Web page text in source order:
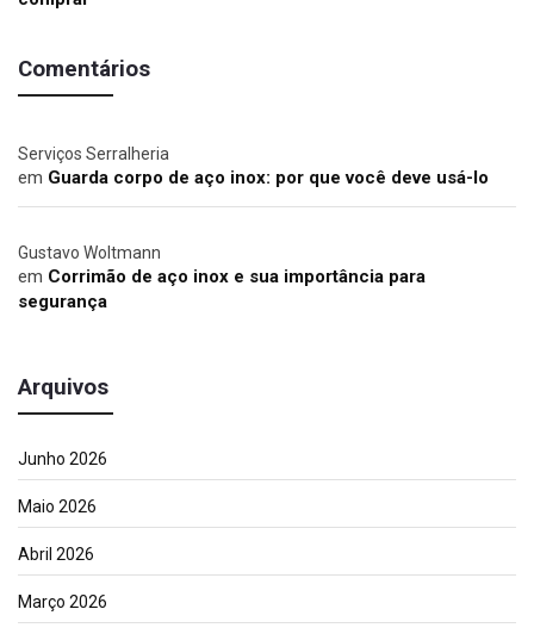
Comentários
Serviços Serralheria
em Guarda corpo de aço inox: por que você deve usá-lo
Gustavo Woltmann
em Corrimão de aço inox e sua importância para
segurança
Arquivos
Junho 2026
Maio 2026
Abril 2026
Março 2026